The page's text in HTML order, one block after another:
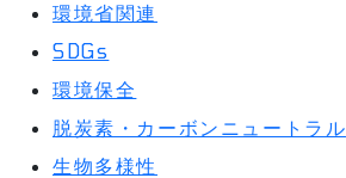
環境省関連
SDGs
環境保全
脱炭素・カーボンニュートラル
生物多様性